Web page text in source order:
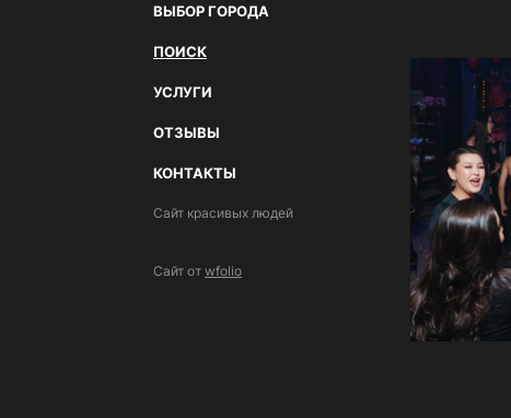
ВЫБОР ГОРОДА
ПОИСК
УСЛУГИ
ОТЗЫВЫ
КОНТАКТЫ
Сайт красивых людей
Сайт от wfolio